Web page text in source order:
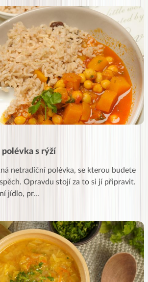
polévka s rýží
netradiční polévka, se kterou budete
Opravdu stojí za to si jí připravit.
jídlo, pr...